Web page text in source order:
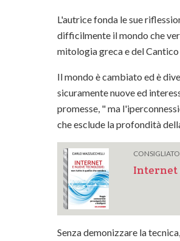
L'autrice fonda le sue
difficilmente il mondo che
mitologia greca e del
Il mondo è cambiato ed è
sicuramente nuove ed
promesse, " ma
che esclude la profondità
CONSIGLIATO
Internet
Senza demonizzare la